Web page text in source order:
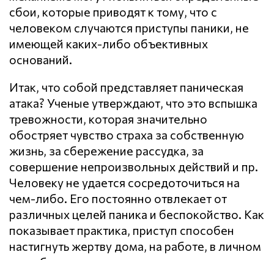
сбои, которые приводят к тому, что с
человеком случаются приступы паники, не
имеющей каких-либо объективных
оснований.
Итак, что собой представляет паническая
атака? Ученые утверждают, что это вспышка
тревожности, которая значительно
обостряет чувство страха за собственную
жизнь, за сбережение рассудка, за
совершение непроизвольных действий и пр.
Человеку не удается сосредоточиться на
чем-либо. Его постоянно отвлекает от
различных целей паника и беспокойство. Как
показывает практика, приступ способен
настигнуть жертву дома, на работе, в личном